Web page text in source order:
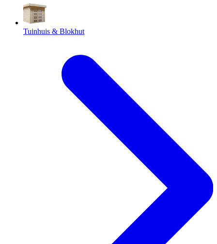
Tuinhuis & Blokhut